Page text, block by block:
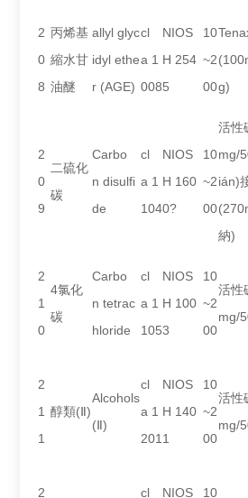
2
0
8
丙烯基
縮水甘
油醚
allyl glyc
idyl ethe
r (AGE)
cl
a 1
008
NIOS
H 254
5
10
~2
00g)
2
0
9
二硫化
碳
Carbo
n disulfi
de
cl
a 1
104
NIOS
H 160
0?
10
~2
00
活性
mg/
ián)
納)
2
1
0
4氯化
碳
Carbo
n tetrac
hloride
cl
a 1
105
NIOS
H 100
3
10
~2
00
活性
mg/
2
1
1
醇類(Ⅱ)
Alcohols
(Ⅱ)
cl
a 1
201
NIOS
H 140
1
10
~2
00
活性
mg/
2 cl NIOS 10